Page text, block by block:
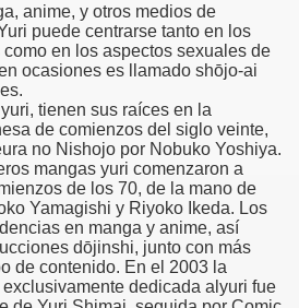
anime, y otros medios de
puede centrarse tanto en los
en los aspectos sexuales de
ocasiones es llamado shōjo-ai
tienen sus raíces en la
de comienzos del siglo veinte,
no Nishojo por Nobuko Yoshiya.
mangas yuri comenzaron a
de los 70, de la mano de
Yamagishi y Riyoko Ikeda. Los
en manga y anime, así
dōjinshi, junto con más
de contenido. En el 2003 la
dedicada alyuri fue